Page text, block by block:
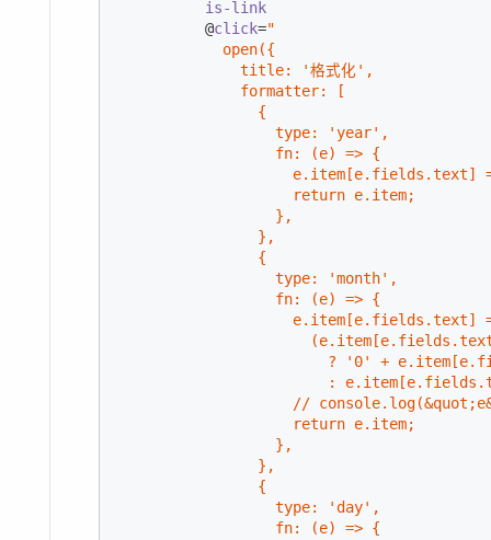
is-link
          @
click="
            open({
              title: '格式化',
              formatter: [
                {
                  type: 'year',
                  fn: (e) => {
e.item[e.fields.text]
                    return e.item;
                  },
                },
                {
                  type: 'month',
                  fn: (e) => {
e.item[e.fields.text]
? '0' +
:
//
                    return e.item;
                  },
                },
                {
                  type: 'day',
                  fn: (e) => {